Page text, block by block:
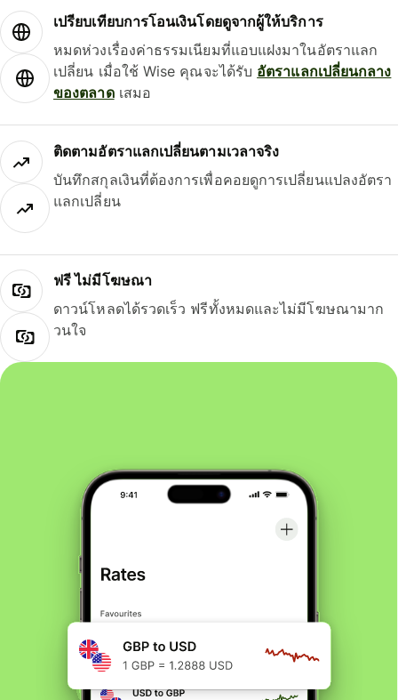
เปรียบเทียบการโอนเงินโดยดูจากผู้ให้บริการ
หมดห่วงเรื่องค่าธรรมเนียมที่แอบแฝงมาในอัตราแลก
เปลี่ยน เมื่อใช้ Wise คุณจะได้รับ อัตราแลกเปลี่ยนกลาง
ของตลาดเสมอ
ติดตามอัตราแลกเปลี่ยนตามเวลาจริง
บันทึกสกุลเงินที่ต้องการเพื่อคอยดูการเปลี่ยนแปลงอัตรา
แลกเปลี่ยน
ฟรี ไม่มีโฆษณา
ดาวน์โหลดได้รวดเร็ว ฟรีทั้งหมดและไม่มีโฆษณามาก
วนใจ